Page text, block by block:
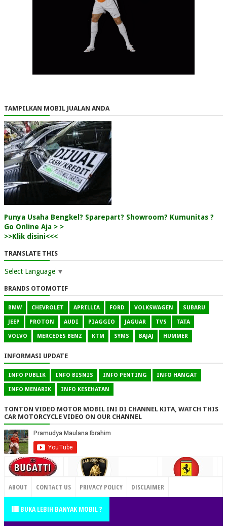
TAMPILKAN MOBIL JUALAN ANDA
Punya Usaha Bengkel? Sparepart? Showroom? Kumunitas ?
Go Online Aja > >
>>Klik disini<<<
TRANSLATE THIS
Select Language ▼
BRANDS OTOMOTIF
BMW CHEVROLET APRILLIA FORD VOLKSWAGEN SUBARU
JEEP PROTON AUDI PIAGGIO JAGUAR TVS TATA
VOLVO MERCEDES BENZ KTM SYMS BAJAJ HUMMER
INFORMASI UPDATE
INFO PUBLIK INFO BISNIS INFO PENTING INFO HANGAT
INFO MENARIK INFO KESEHATAN
TONTON VIDEO MOTOR MOBIL INI DI CHANNEL KITA, WATCH THIS
CAR MOTORCYCLE VIDEO ON OUR CHANNEL
CONTACT US
ABOUT CONTACT US PRIVACY POLICY DISCLAIMER
TERMS OF SERVICE SITEMAP
BUKA LEBIH BANYAK MOBIL ?